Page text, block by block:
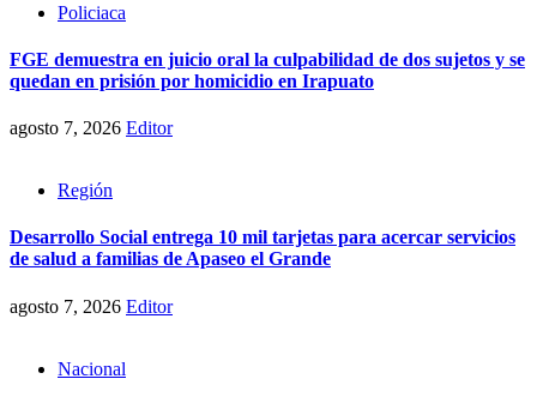
Policiaca
FGE demuestra en juicio oral la culpabilidad de dos sujetos y se
quedan en prisión por homicidio en Irapuato
agosto 7, 2026 Editor
Región
Desarrollo Social entrega 10 mil tarjetas para acercar servicios
de salud a familias de Apaseo el Grande
agosto 7, 2026 Editor
Nacional